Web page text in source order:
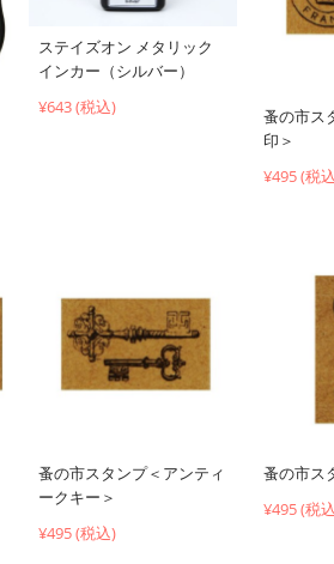
ステイズオン メタリック
インカー（シルバー）
¥643 (税込)
蚤の市ス
印＞
¥495 (税
蚤の市スタンプ＜アンティ
ークキー＞
¥495 (税込)
蚤の市ス
¥495 (税